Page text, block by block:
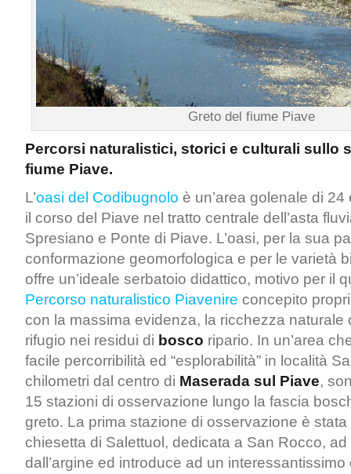
Greto del fiume Piave
Percorsi naturalistici, storici e culturali sullo
fiume Piave.
L’oasi del Codibugnolo è un’area golenale di
il corso del Piave nel tratto centrale dell’asta
Spresiano e Ponte di Piave. L’oasi, per la sua
conformazione geomorfologica e per le varietà
offre un’ideale serbatoio didattico, motivo per il
Percorso naturalistico Piavenire concepito
con la massima evidenza, la ricchezza naturale
rifugio nei residui di bosco ripario. In un’area
facile percorribilità ed “esplorabilità” in località
chilometri dal centro di Maserada sul Piave,
15 stazioni di osservazione lungo la fascia
greto. La prima stazione di osservazione è
chiesetta di Salettuol, dedicata a San Rocco,
dall’argine ed introduce ad un